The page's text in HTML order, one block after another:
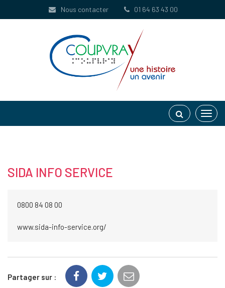
Nous contacter 01 64 63 43 00
SIDA INFO SERVICE
0800 84 08 00
www.sida-info-service.org/
Partager sur :